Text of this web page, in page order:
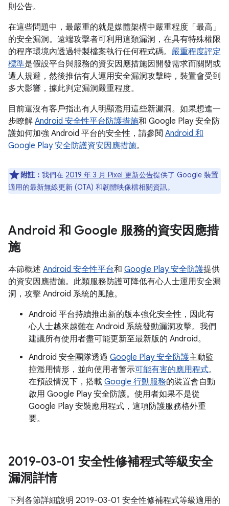
則公告。
在這些問題中，最嚴重的就是媒體架構中嚴重程度「最高」
的安全漏洞。遠端攻擊者可利用這類漏洞，在具有特殊權限
的程序環境內透過特製檔案執行任何程式碼。 嚴重程度評定
標準是假設平台與服務的資安因應措施因開發需求而關閉或
遭人規避，然後推估有人運用安全漏洞攻擊時，裝置會受到
多大影響，據此判定漏洞嚴重程度。
目前還沒有客戶指出有人明顯濫用這些新漏洞。如果想進一
步瞭解 Android 安全性平台防護措施和 Google Play 安全防
護如何加強 Android 平台的安全性，請參閱 Android 和
Google Play 安全防護資安因應措施。
附註： 我們在 2019 年 3 月 Pixel 更新公告提供了 Google 裝置
適用的最新無線更新 (OTA) 和韌體映像檔相關資訊。
Android 和 Google 服務的資安因應措
施
本節概述 Android 安全性平台和 Google Play 安全防護提供
的資安因應措施。此類服務防護可降低有心人士運用安全漏
洞，攻擊 Android 系統的風險。
Android 平台持續推出新的版本強化安全性，因此有
心人士越來越難在 Android 系統發動漏洞攻擊。我們
建議所有使用者盡可能更新至最新版的 Android。
Android 安全團隊透過 Google Play 安全防護主動監
控濫用情形，並向使用者警示可能有害的應用程式。
在預設情況下，搭載 Google 行動服務的裝置會自動
啟用 Google Play 安全防護。使用者如果不是從
Google Play 安裝應用程式，這項防護服務格外重
要。
2019-03-01 安全性修補程式等級安全
漏洞詳情
下列各節詳細說明 2019-03-01 安全性修補程式等級適用的